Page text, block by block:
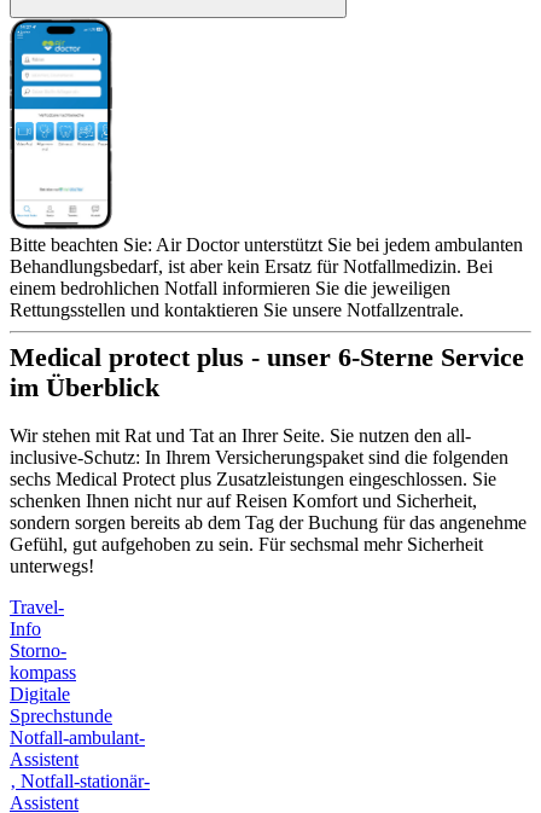
Bitte beachten Sie: Air Doctor unterstützt Sie bei jedem ambulanten
Behandlungsbedarf, ist aber kein Ersatz für Notfallmedizin. Bei
einem bedrohlichen Notfall informieren Sie die jeweiligen
Rettungsstellen und kontaktieren Sie unsere Notfallzentrale.
Medical protect plus - unser 6-Sterne Service
im Überblick
Wir stehen mit Rat und Tat an Ihrer Seite. Sie nutzen den all-
inclusive-Schutz: In Ihrem Versicherungspaket sind die folgenden
sechs Medical Protect plus Zusatzleistungen eingeschlossen. Sie
schenken Ihnen nicht nur auf Reisen Komfort und Sicherheit,
sondern sorgen bereits ab dem Tag der Buchung für das angenehme
Gefühl, gut aufgehoben zu sein. Für sechsmal mehr Sicherheit
unterwegs!
Travel-
Info
Storno-
kompass
Digitale
Sprechstunde
Notfall-ambulant-
Assistent
‚ Notfall-stationär-
Assistent